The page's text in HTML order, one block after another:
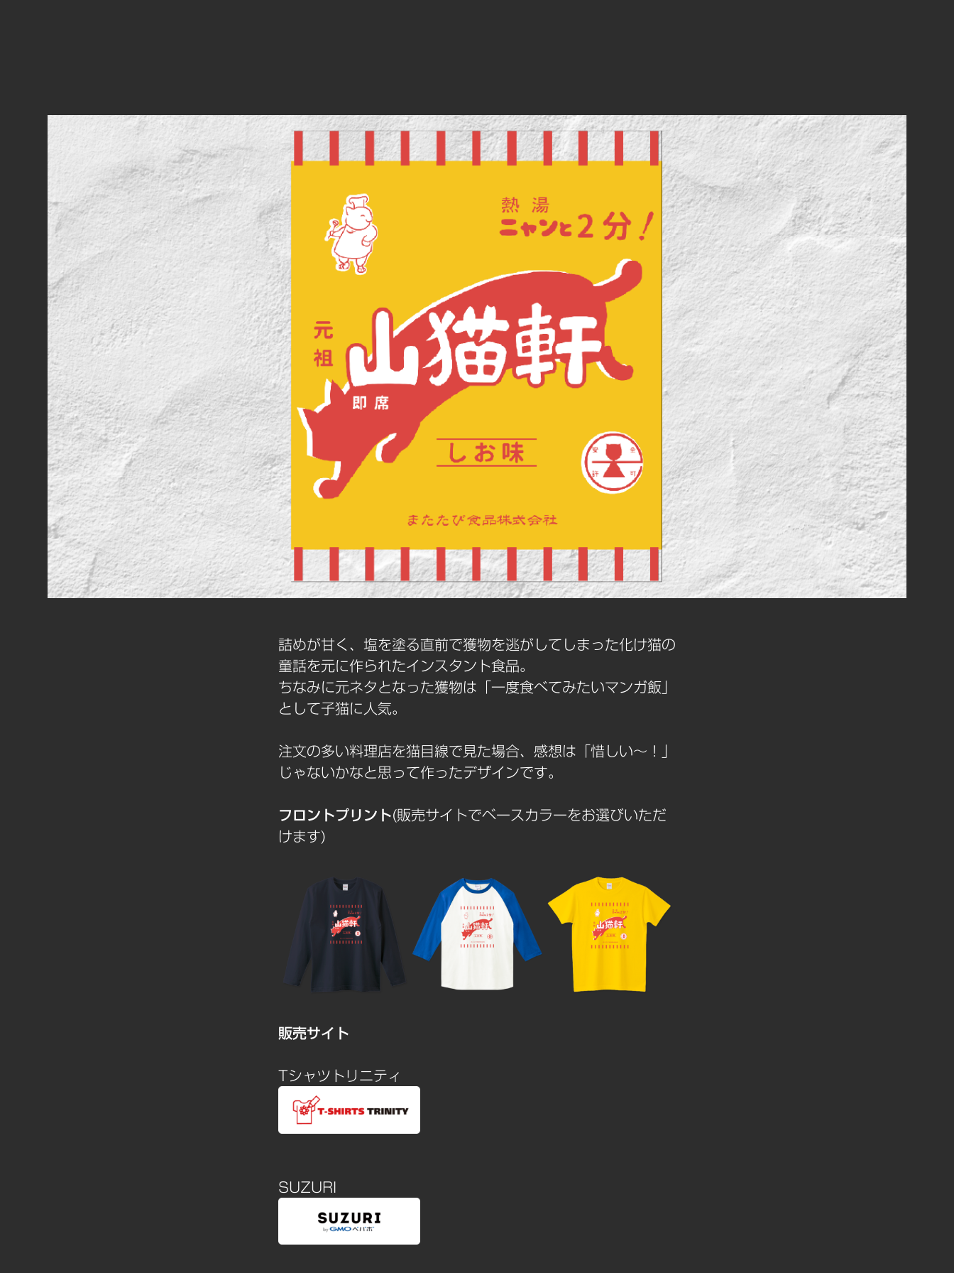
詰めが甘く、塩を塗る直前で獲物を逃がしてしまった化け猫の
童話を元に作られたインスタント食品。
ちなみに元ネタとなった獲物は「一度食べてみたいマンガ飯」
として子猫に人気。
注文の多い料理店を猫目線で見た場合、感想は「惜しい～！」
じゃないかなと思って作ったデザインです。
フロントプリント(販売サイトでベースカラーをお選びいただ
けます)
販売サイト
Tシャツトリニティ
SUZURI